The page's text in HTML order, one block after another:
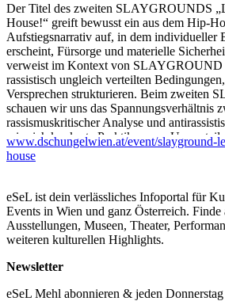
Der Titel des zweiten SLAYGROUNDS
House!“ greift bewusst ein aus dem Hip-
Aufstiegsnarrativ auf, in dem individueller
erscheint, Fürsorge und materielle
verweist im Kontext von SLAYGROUND
rassistisch ungleich verteilten
Versprechen strukturieren. Beim zweiten
schauen wir uns das Spannungsverhältnis
rassismuskritischer Analyse und
wie sich konkrete Praktiken von
Abgeben von Macht übersetzen lassen.
verschieben den Blick darauf, wer spricht,
und wie Verantwortung geteilt wird.
eingeladen, eigene Positionen zu
erkunden, wie Austausch und Partizipation
Fokus steht die Frage, wie sich
konkrete pädagogische, kuratorische und
www.dschungelwien.at/event/slayground-
house
eSeL ist dein verlässliches Infoportal für
Events in Wien und ganz Österreich. Finde
Ausstellungen, Museen, Theater,
weiteren kulturellen Highlights.
Newsletter
eSeL Mehl abonnieren & jeden